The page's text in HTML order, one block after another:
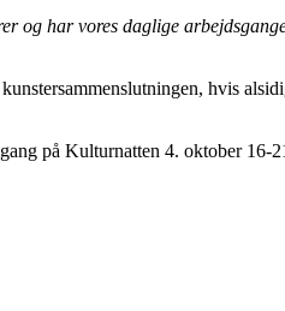
og har vores daglige
hvis
på Kulturnatten 4. oktober 16-